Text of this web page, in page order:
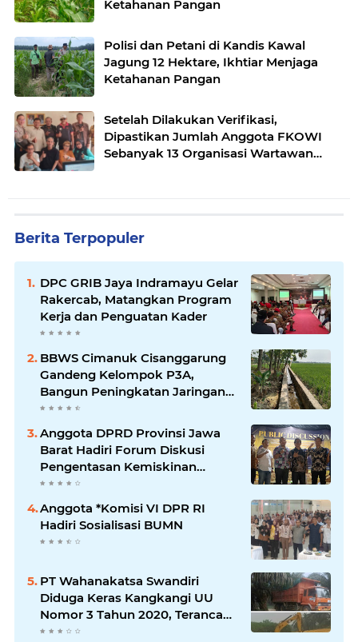
Ketahanan Pangan
Polisi dan Petani di Kandis Kawal
Jagung 12 Hektare, Ikhtiar Menjaga
Ketahanan Pangan
Setelah Dilakukan Verifikasi,
Dipastikan Jumlah Anggota FKOWI
Sebanyak 13 Organisasi Wartawan
Berita Terpopuler
DPC GRIB Jaya Indramayu Gelar
Rakercab, Matangkan Program
Kerja dan Penguatan Kader
BBWS Cimanuk Cisanggarung
Gandeng Kelompok P3A,
Bangun Peningkatan Jaringan
Irigasi untuk Dukung
Anggota DPRD Provinsi Jawa
Barat Hadiri Forum Diskusi
Pengentasan Kemiskinan
Bersama LPK Trisakti
Anggota *Komisi VI DPR RI
Hadiri Sosialisasi BUMN
PT Wahanakatsa Swandiri
Diduga Keras Kangkangi UU
Nomor 3 Tahun 2020, Terancam
Pidana Dan Denda